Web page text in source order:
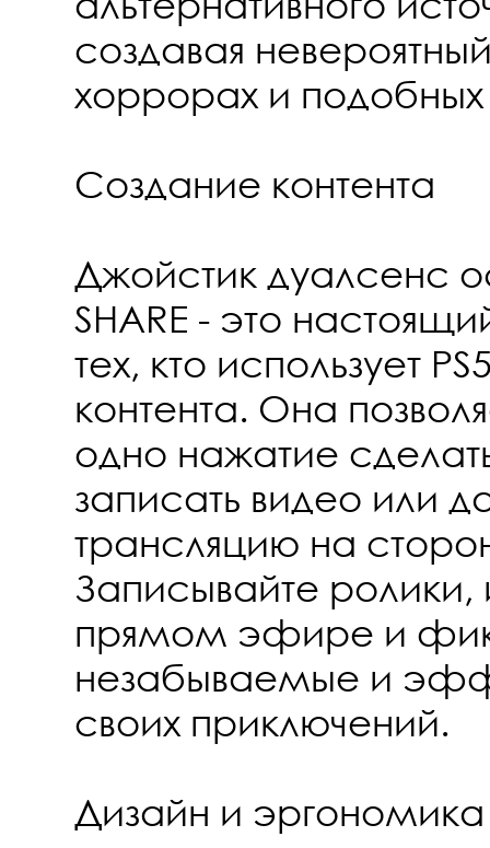
создавая
хоррорах и подобных
Создание контента
Джойстик дуалсенс
SHARE - это
тех, кто использует
контента. Она
одно нажатие
записать видео или
трансляцию на
Записывайте ролики,
прямом эфире и
незабываемые и
своих приключений.
Дизайн и эргономика